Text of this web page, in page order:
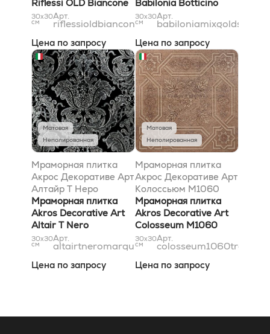
Riflessi OLD Biancone
29x29
30x30
см
Арт.
riflessioldbiancone29x29
Цена по запросу
Классико Микс Голд-
Сильвер 30,5x30,5
Babilonia Botticino
Biancone Giallo Reale
Travertino Classico Mix
Gold-Silver 30,5x30,5
30x30
см
Арт.
Цена по запросу
Матовая
Неполированная
Мраморная плитка
Акрос Декоративе Арт
Алтайр T Неро
Марквиниа Сильвер
30,5x30,5
Мраморная плитка
Akros Decorative Art
Altair T Nero
Marquinia Silver
30,5x30,5
30x30
см
Арт.
altairtneromarquiniasilver31x31
Цена по запросу
Матовая
Неполированная
Мраморная плитка
Акрос Декоративе Арт
Колоссьюм M1060
Травертино Классико
30,5x30,5
Мраморная плитка
Akros Decorative Art
Colosseum M1060
Travertino Classico
30,5x30,5
30x30
см
Арт.
Цена по запросу